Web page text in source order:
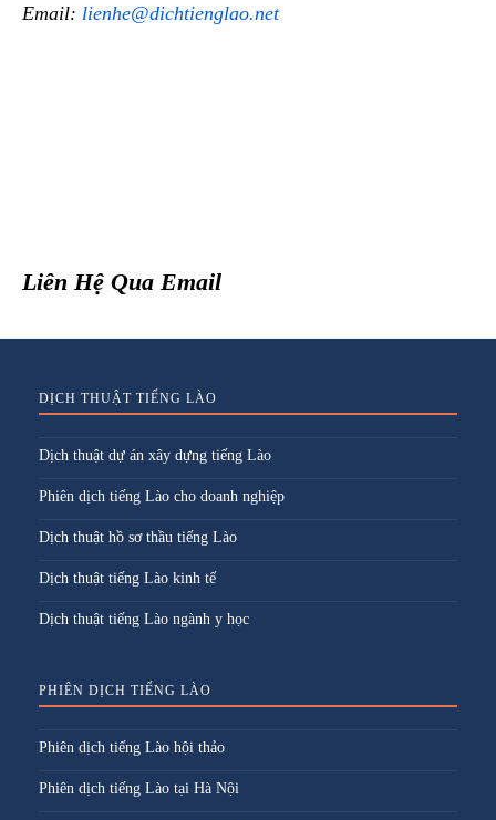
Email: lienhe@dichtienglao.net
Liên Hệ Qua Email
DỊCH THUẬT TIẾNG LÀO
Dịch thuật dự án xây dựng tiếng Lào
Phiên dịch tiếng Lào cho doanh nghiệp
Dịch thuật hồ sơ thầu tiếng Lào
Dịch thuật tiếng Lào kinh tế
Dịch thuật tiếng Lào ngành y học
PHIÊN DỊCH TIẾNG LÀO
Phiên dịch tiếng Lào hội thảo
Phiên dịch tiếng Lào tại Hà Nội